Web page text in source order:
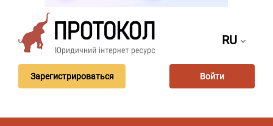
RU
Зарегистрироваться Войти